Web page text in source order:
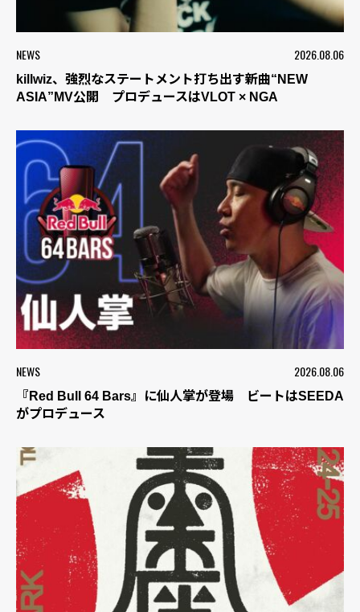
NEWS 2026.08.06
killwiz、強烈なステートメント打ち出す新曲“NEW
ASIA”MV公開 プロデュースはVLOT × NGA
NEWS 2026.08.06
『Red Bull 64 Bars』に仙人掌が登場 ビートはSEEDA
がプロデュース